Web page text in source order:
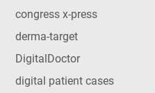
congress x-press
derma-target
DigitalDoctor
digital patient cases